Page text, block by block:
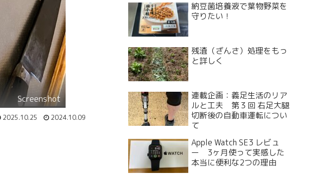
Screenshot
2025.10.25 2024.10.09
納豆菌培養液で葉物野菜を
守りたい！
残渣（ざんさ）処理をもっ
と詳しく
連載企画：義足生活のリア
ルと工夫 第３回 右足大腿
切断後の自動車運転につい
て
Apple Watch SE3 レビュ
ー 3ヶ月使って実感した
本当に便利な2つの理由